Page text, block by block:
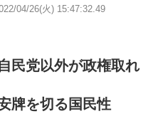
04/26(火) 15:47:32.49
民党以外が政権取れ
牌を切る国民性